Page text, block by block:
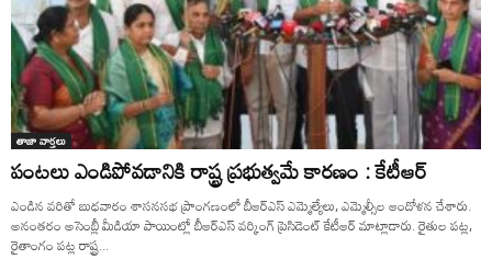
తాజా వార్తలు
పంటలు ఎండిపోవడానికి రాష్ట్ర ప్రభుత్వమే కారణం : కేటీఆర్
ఎండిన వరితో బుధవారం శాసనసభ ప్రాంగణంలో బీఆర్ఎస్ ఎమ్మెల్యేలు, ఎమ్మెల్సీల ఆందోళన చేశారు.
అనంతరం అసెంబ్లీ మీడియా పాయింట్లో బీఆర్ఎస్ వర్కింగ్ ప్రెసిడెంట్ కేటీఆర్ మాట్లాడారు. రైతుల పట్ల,
రైతాంగం పట్ల రాష్ట్ర...